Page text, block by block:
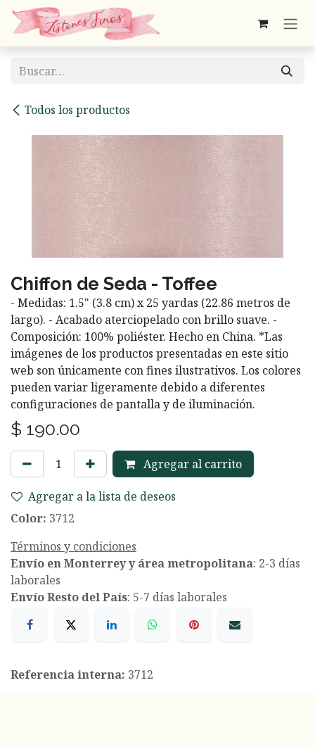
Ir al contenido
Todos los productos
Chiffon de Seda - Toffee
- Medidas: 1.5" (3.8 cm) x 25 yardas (22.86 metros de
largo). - Acabado aterciopelado con brillo suave. -
Composición: 100% poliéster. Hecho en China. *Las
imágenes de los productos presentadas en este sitio
web son únicamente con fines ilustrativos. Los colores
pueden variar ligeramente debido a diferentes
configuraciones de pantalla y de iluminación.
$ 190.00
Agregar al carrito
Agregar a la lista de deseos
Color: 3712
Términos y condiciones
Envío en Monterrey y área metropolitana: 2-3 días
laborales
Envío Resto del País: 5-7 días laborales
Referencia interna: 3712